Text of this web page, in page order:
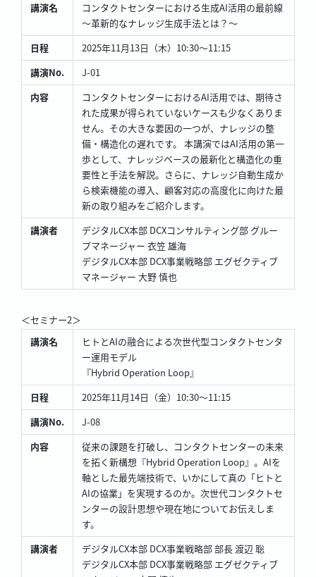
講演名
コンタクトセンターにおける生成AI活用の最前線
～革新的なナレッジ生成手法とは？～
日程
2025年11月13日（木）10:30～11:15
講演No.
J-01
内容
コンタクトセンターにおけるAI活用では、期待さ
れた成果が得られていないケースも少なくありま
せん。その大きな要因の一つが、ナレッジの整
備・構造化の遅れです。 本講演ではAI活用の第一
歩として、ナレッジベースの最新化と構造化の重
要性と手法を解説。さらに、ナレッジ自動生成か
ら検索機能の導入、顧客対応の高度化に向けた最
新の取り組みをご紹介します。
講演者
デジタルCX本部 DCXコンサルティング部 グルー
プマネージャー 衣笠 雄海
デジタルCX本部 DCX事業戦略部 エグゼクティブ
マネージャー 大野 慎也
＜セミナー2＞
講演名
ヒトとAIの融合による次世代型コンタクトセンタ
ー運用モデル
『Hybrid Operation Loop』
日程
2025年11月14日（金）10:30～11:15
講演No.
J-08
内容
従来の課題を打破し、コンタクトセンターの未来
を拓く新構想『Hybrid Operation Loop』。AIを
軸とした最先端技術で、いかにして真の「ヒトと
AIの協業」を実現するのか。次世代コンタクトセ
ンターの設計思想や現在地についてお伝えしま
す。
講演者
デジタルCX本部 DCX事業戦略部 部長 渡辺 聡
デジタルCX本部 DCX事業戦略部 エグゼクティブ